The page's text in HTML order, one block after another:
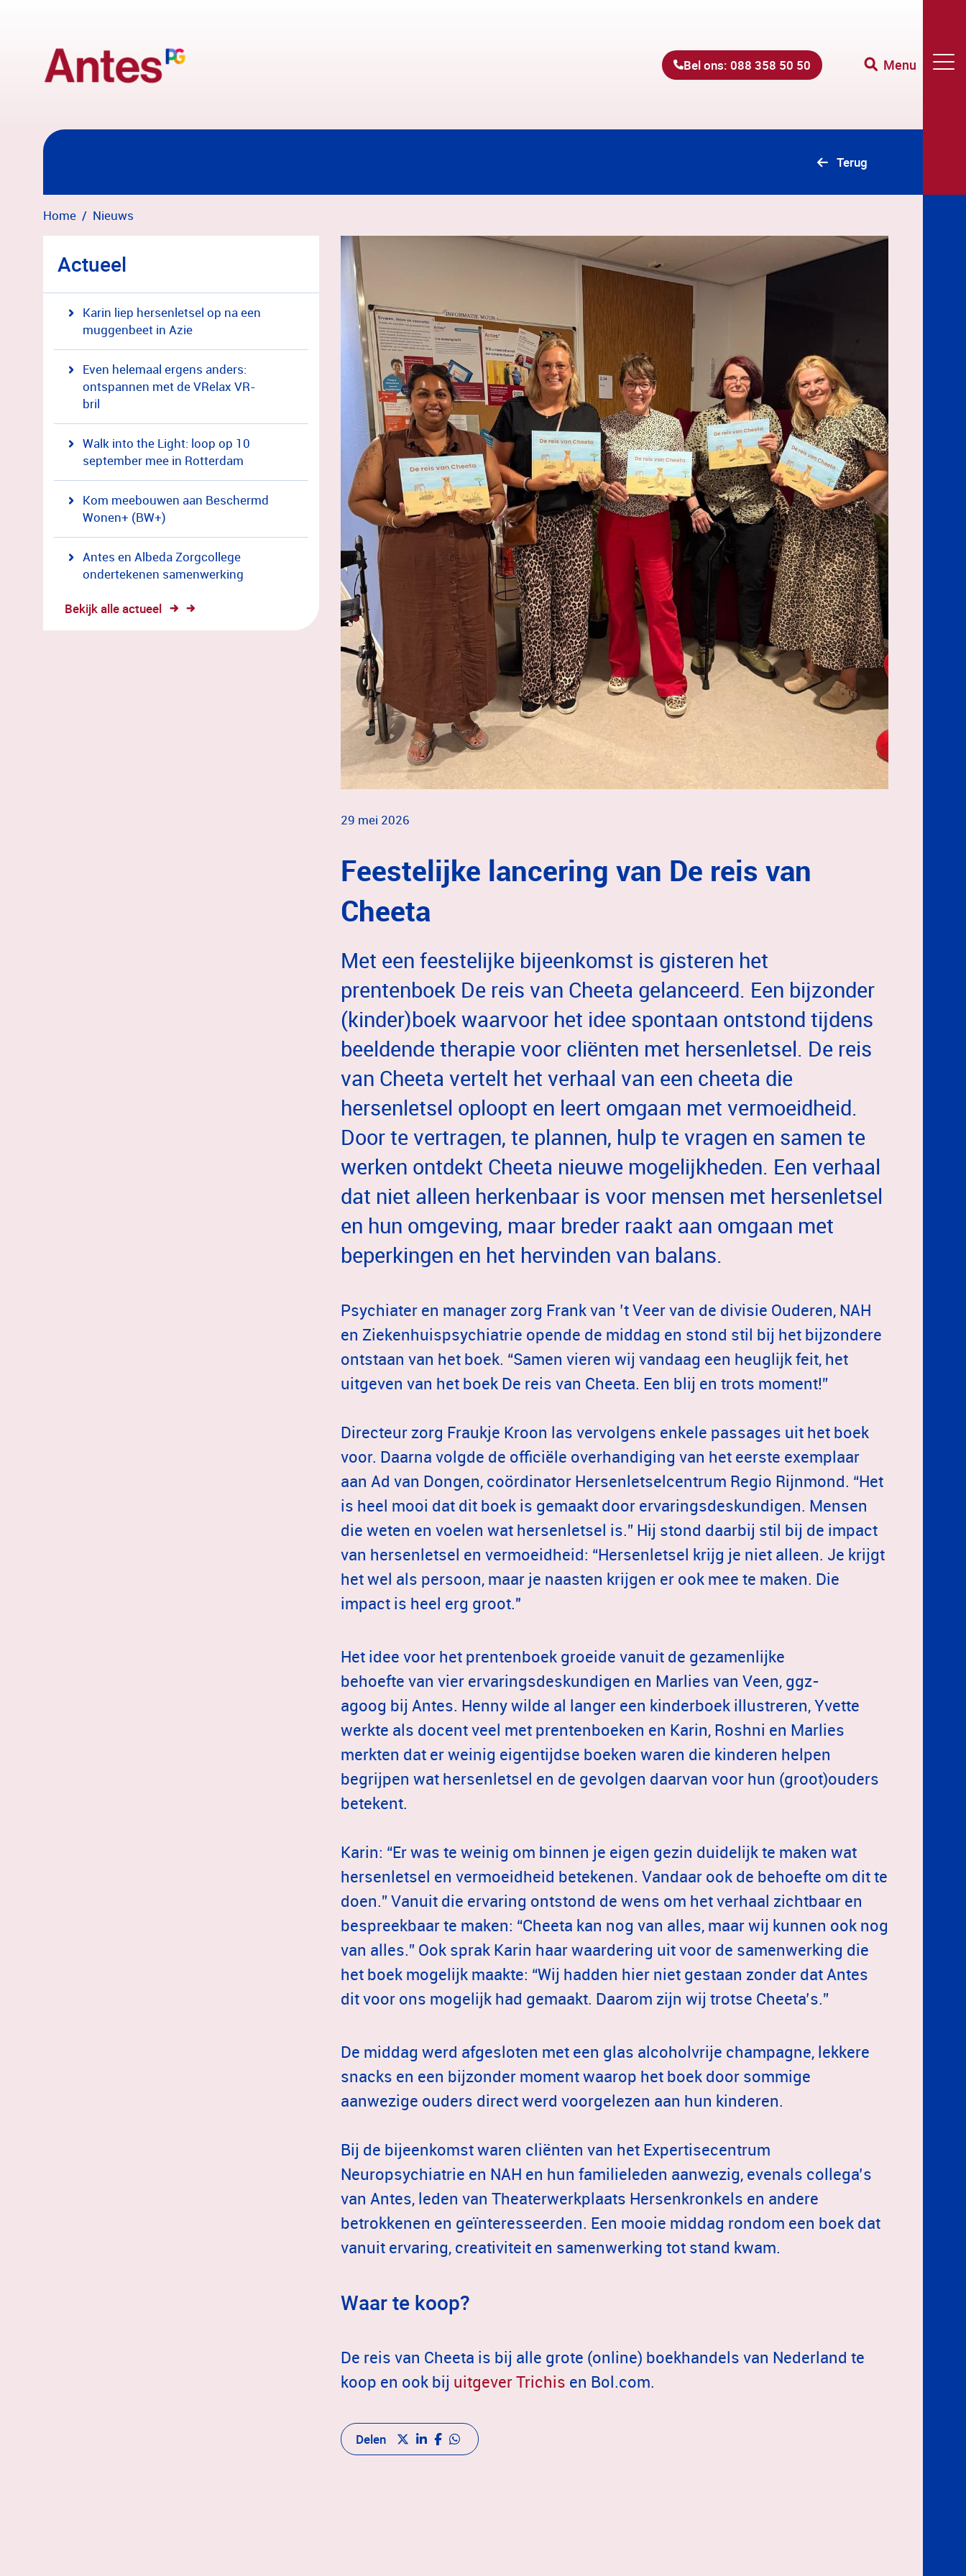
Bel ons: 088 358 50 50 Menu
Terug
Home Nieuws
Actueel
Karin liep hersenletsel op na een
muggenbeet in Azie
Even helemaal ergens anders:
ontspannen met de VRelax VR-
bril
Walk into the Light: loop op 10
september mee in Rotterdam
Kom meebouwen aan Beschermd
Wonen+ (BW+)
Antes en Albeda Zorgcollege
ondertekenen samenwerking
Bekijk alle actueel
29 mei 2026
Feestelijke lancering van De reis van
Cheeta
Met een feestelijke bijeenkomst is gisteren het
prentenboek De reis van Cheeta gelanceerd. Een bijzonder
(kinder)boek waarvoor het idee spontaan ontstond tijdens
beeldende therapie voor cliënten met hersenletsel. De reis
van Cheeta vertelt het verhaal van een cheeta die
hersenletsel oploopt en leert omgaan met vermoeidheid.
Door te vertragen, te plannen, hulp te vragen en samen te
werken ontdekt Cheeta nieuwe mogelijkheden. Een verhaal
dat niet alleen herkenbaar is voor mensen met hersenletsel
en hun omgeving, maar breder raakt aan omgaan met
beperkingen en het hervinden van balans.
Psychiater en manager zorg Frank van ’t Veer van de divisie Ouderen, NAH
en Ziekenhuispsychiatrie opende de middag en stond stil bij het bijzondere
ontstaan van het boek. “Samen vieren wij vandaag een heuglijk feit, het
uitgeven van het boek De reis van Cheeta. Een blij en trots moment!”
Directeur zorg Fraukje Kroon las vervolgens enkele passages uit het boek
voor. Daarna volgde de officiële overhandiging van het eerste exemplaar
aan Ad van Dongen, coördinator Hersenletselcentrum Regio Rijnmond. “Het
is heel mooi dat dit boek is gemaakt door ervaringsdeskundigen. Mensen
die weten en voelen wat hersenletsel is.” Hij stond daarbij stil bij de impact
van hersenletsel en vermoeidheid: “Hersenletsel krijg je niet alleen. Je krijgt
het wel als persoon, maar je naasten krijgen er ook mee te maken. Die
impact is heel erg groot."
Het idee voor het prentenboek groeide vanuit de gezamenlijke
behoefte van vier ervaringsdeskundigen en Marlies van Veen, ggz-
agoog bij Antes. Henny wilde al langer een kinderboek illustreren, Yvette
werkte als docent veel met prentenboeken en Karin, Roshni en Marlies
merkten dat er weinig eigentijdse boeken waren die kinderen helpen
begrijpen wat hersenletsel en de gevolgen daarvan voor hun (groot)ouders
betekent.
Karin: “Er was te weinig om binnen je eigen gezin duidelijk te maken wat
hersenletsel en vermoeidheid betekenen. Vandaar ook de behoefte om dit te
doen.” Vanuit die ervaring ontstond de wens om het verhaal zichtbaar en
bespreekbaar te maken: “Cheeta kan nog van alles, maar wij kunnen ook nog
van alles.” Ook sprak Karin haar waardering uit voor de samenwerking die
het boek mogelijk maakte: “Wij hadden hier niet gestaan zonder dat Antes
dit voor ons mogelijk had gemaakt. Daarom zijn wij trotse Cheeta’s.”
De middag werd afgesloten met een glas alcoholvrije champagne, lekkere
snacks en een bijzonder moment waarop het boek door sommige
aanwezige ouders direct werd voorgelezen aan hun kinderen.
Bij de bijeenkomst waren cliënten van het Expertisecentrum
Neuropsychiatrie en NAH en hun familieleden aanwezig, evenals collega’s
van Antes, leden van Theaterwerkplaats Hersenkronkels en andere
betrokkenen en geïnteresseerden. Een mooie middag rondom een boek dat
vanuit ervaring, creativiteit en samenwerking tot stand kwam.
Waar te koop?
De reis van Cheeta is bij alle grote (online) boekhandels van Nederland te
koop en ook bij uitgever Trichis en Bol.com.
Delen